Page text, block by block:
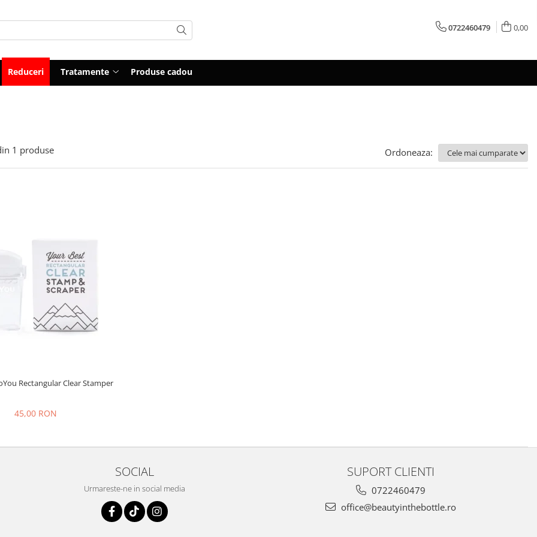
0722460479 0,00
Reduceri Tratamente Produse cadou
1 produse Ordoneaza:
Rectangular Clear Stamper
45,00 RON
SOCIAL
Urmareste-ne in social media
SUPORT CLIENTI
0722460479
office@beautyinthebottle.ro